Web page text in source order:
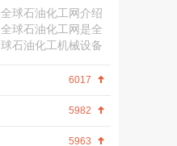
全球石油化工网介绍
全球石油化工网是全
球石油化工机械设备
台，每天100,000次访
油化工装备制造企
油化工机械设备信
6017
5982
5963